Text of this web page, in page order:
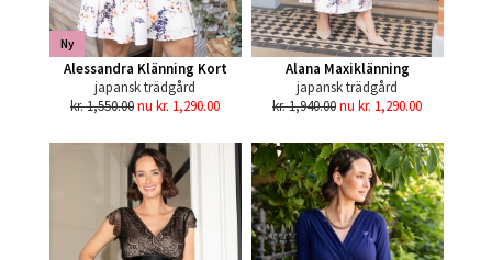
Ny
Alessandra Klänning Kort
japansk trädgård
kr. 1,550.00nu kr. 1,290.00
Alana Maxiklänning
japansk trädgård
kr. 1,940.00nu kr. 1,290.00